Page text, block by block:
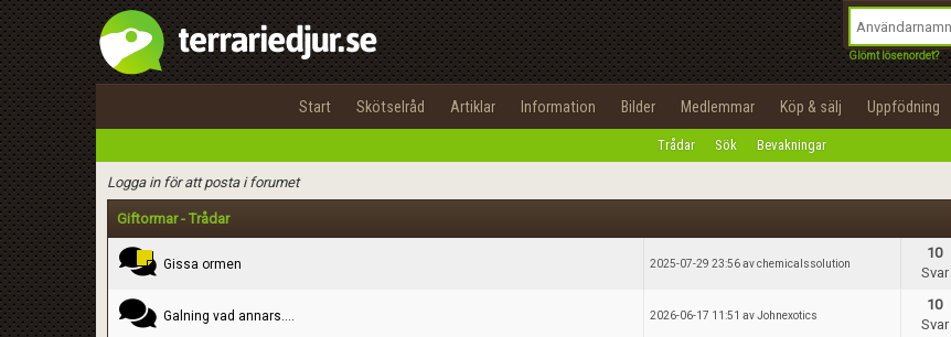
Glömt lösenordet?
Start Skötselråd Artiklar Information Bilder Medlemmar Köp & sälj Uppfödning
Trådar Sök Bevakningar
Logga in för att posta i forumet
Giftormar - Trådar
Gissa ormen 2025-07-29 23:56 av chemicalssolution
10
Svar
Galning vad annars.... 2026-06-17 11:51 av Johnexotics
10
Svar
Kategori
Rubrik
Utför
100%
OK
integritetspolicy
Namn:
Epost:
Privacy Policy
Begär nytt lösenord
Tillbaka till förstasidan